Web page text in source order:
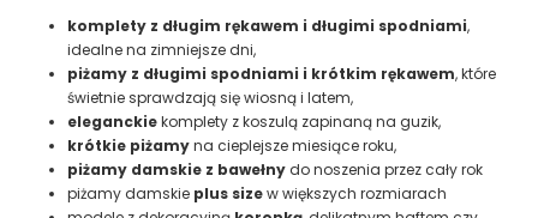
komplety z długim rękawem i długimi spodniami,
idealne na zimniejsze dni,
piżamy z długimi spodniami i krótkim rękawem, które
świetnie sprawdzają się wiosną i latem,
eleganckiekomplety z koszulą zapinaną na guzik,
krótkie piżamyna cieplejsze miesiące roku,
piżamy damskie z bawełnydo noszenia przez cały rok
piżamy damskie plus sizew większych rozmiarach